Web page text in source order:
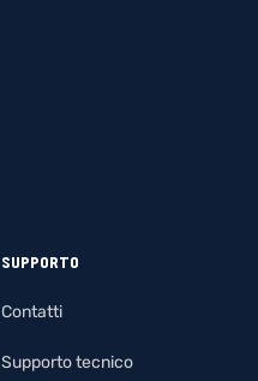
SUPPORTO
Contatti
Supporto tecnico